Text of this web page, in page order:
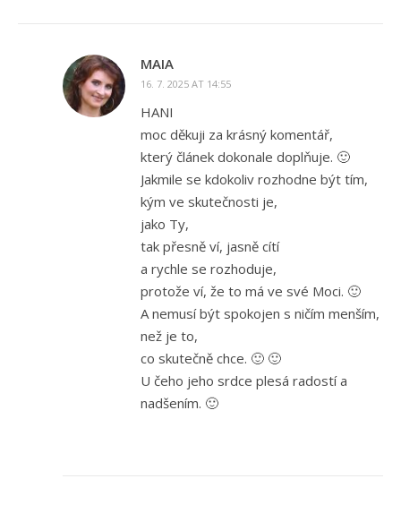
MAIA
16. 7. 2025 AT 14:55
HANI
moc děkuji za krásný komentář,
který článek dokonale doplňuje. 🙂
Jakmile se kdokoliv rozhodne být tím,
kým ve skutečnosti je,
jako Ty,
tak přesně ví, jasně cítí
a rychle se rozhoduje,
protože ví, že to má ve své Moci. 🙂
A nemusí být spokojen s ničím menším,
než je to,
co skutečně chce. 🙂 🙂
U čeho jeho srdce plesá radostí a
nadšením. 🙂